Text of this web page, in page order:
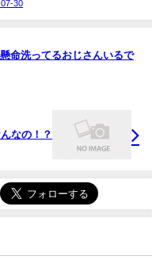
30
命洗ってるおじさんいるで
なの！？